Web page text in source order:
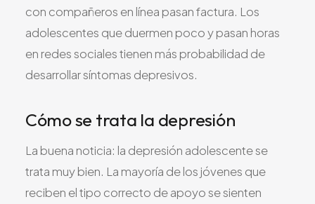
con compañeros en línea pasan factura. Los
adolescentes que duermen poco y pasan horas
en redes sociales tienen más probabilidad de
desarrollar síntomas depresivos.
Cómo se trata la depresión
La buena noticia: la depresión adolescente se
trata muy bien. La mayoría de los jóvenes que
reciben el tipo correcto de apoyo se sienten